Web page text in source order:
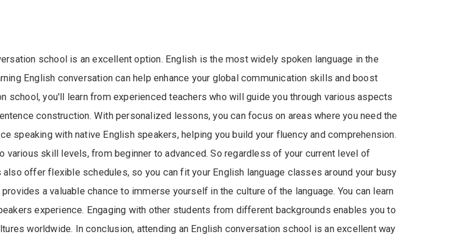
school is an excellent option. English is the most widely spoken language in the
English conversation can help enhance your global communication skills and boost
school, you'll learn from experienced teachers who will guide you through various aspects
construction. With personalized lessons, you can focus on areas where you need the
speaking with native English speakers, helping you build your fluency and comprehension.
skill levels, from beginner to advanced. So regardless of your current level of
offer flexible schedules, so you can fit your English language classes around your busy
a valuable chance to immerse yourself in the culture of the language. You can learn
experience. Engaging with other students from different backgrounds enables you to
worldwide. In conclusion, attending an English conversation school is an excellent way